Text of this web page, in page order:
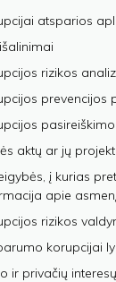
atsparios
rizikos
prevencijos
aktų ar jų
į kurias
apie
rizikos
korupcijai
ir privačių